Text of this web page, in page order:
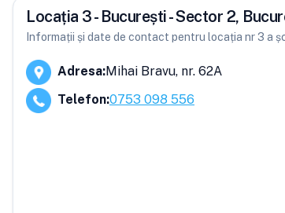
Locația 3 - București - Sector 2,
Informații și date de contact pentru locația nr 3 a
Adresa:Mihai Bravu, nr. 62A
Telefon:0753 098 556